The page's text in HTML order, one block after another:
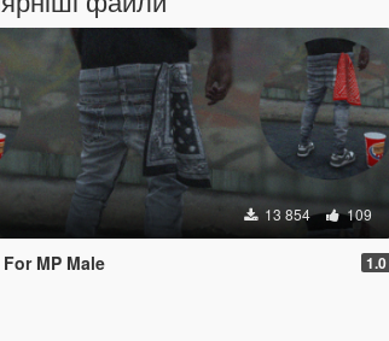
13 854 109
MP Male 1.0